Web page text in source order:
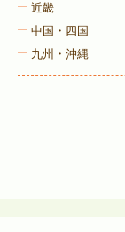
近畿
中国・四国
九州・沖縄